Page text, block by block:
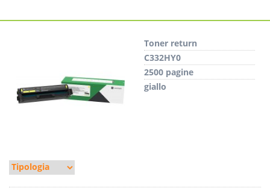
Toner return
C332HY0
2500 pagine
giallo